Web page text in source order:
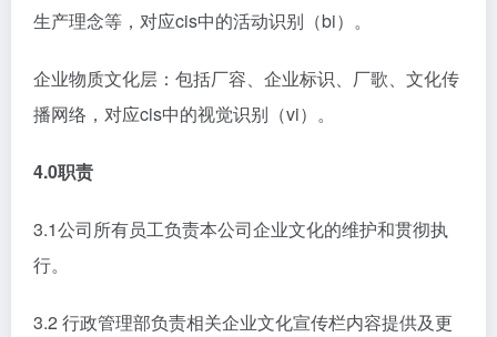
生产理念等，对应cis中的活动识别（bi）。
企业物质文化层：包括厂容、企业标识、厂歌、文化传
播网络，对应cis中的视觉识别（vi）。
4.0职责
3.1公司所有员工负责本公司企业文化的维护和贯彻执
行。
3.2 行政管理部负责相关企业文化宣传栏内容提供及更